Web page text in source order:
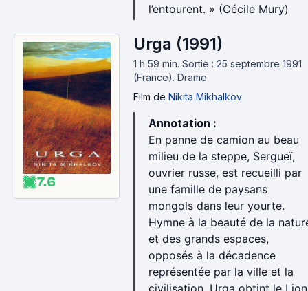
l’entourent. » (Cécile Mury)
7.6
Urga (1991)
1 h 59 min. Sortie : 25 septembre 1991
(France). Drame
Film de Nikita Mikhalkov
Annotation :
En panne de camion au beau
milieu de la steppe, Sergueï,
ouvrier russe, est recueilli par
une famille de paysans
mongols dans leur yourte.
Hymne à la beauté de la
et des grands espaces,
opposés à la décadence
représentée par la ville et la
civilisation. Urga obtint le Lion